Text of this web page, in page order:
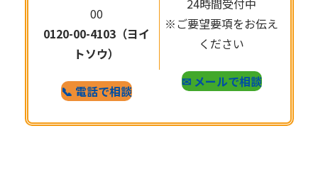
00
0120-00-4103（ヨイ
トソウ）
📞 電話で相談
24時間受付中
※ご要望要項をお伝え
ください
✉ メールで相談